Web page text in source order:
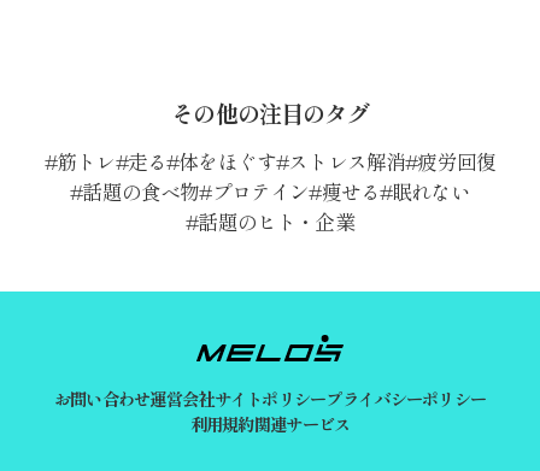
その他の注目のタグ
筋トレ 走る 体をほぐす ストレス解消 疲労回復
話題の食べ物 プロテイン 痩せる 眠れない
話題のヒト・企業
お問い合わせ運営会社サイトポリシープライバシーポリシー
利用規約関連サービス